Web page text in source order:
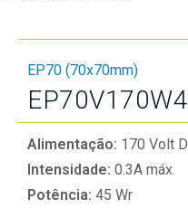
EP70 (70x70mm)
Alimentação: 170 Volt
Intensidade: 0.3A máx.
Potência: 45 Wr